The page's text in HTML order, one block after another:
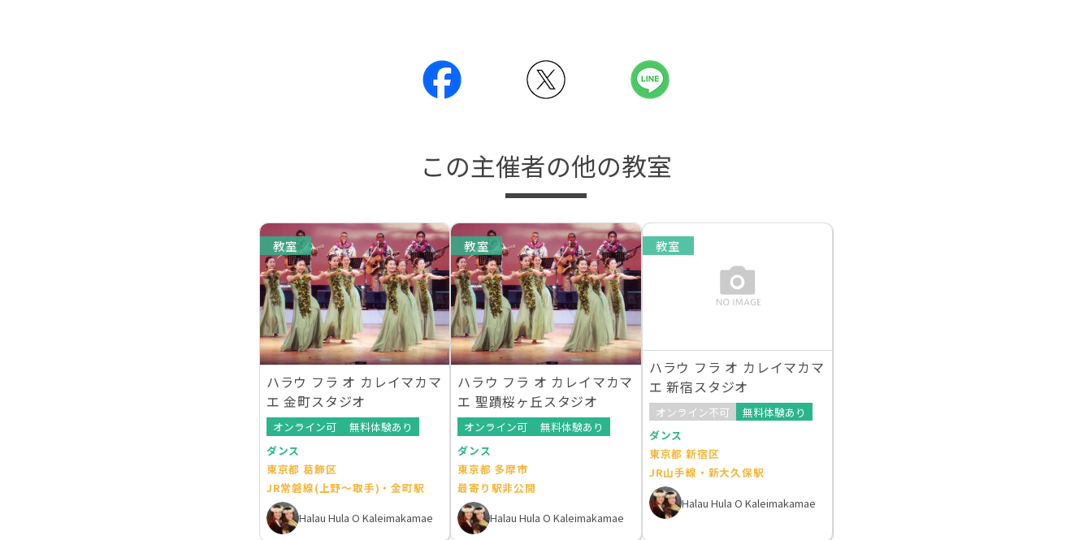
この主催者の他の教室
教室
ハラウ フラ オ カレイマカマ
エ 金町スタジオ
オンライン可
無料体験あり
ダンス
東京都 葛飾区
JR常磐線(上野～取手)・金町駅
Halau Hula O Kaleimakamae
教室
ハラウ フラ オ カレイマカマ
エ 聖蹟桜ヶ丘スタジオ
オンライン可
無料体験あり
ダンス
東京都 多摩市
最寄り駅非公開
Halau Hula O Kaleimakamae
教室
ハラウ フラ オ カレイマカマ
エ 新宿スタジオ
オンライン不可
無料体験あり
ダンス
東京都 新宿区
JR山手線・新大久保駅
Halau Hula O Kaleimakamae